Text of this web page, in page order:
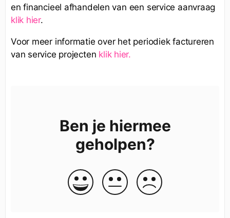
en financieel afhandelen van een service aanvraag
klik hier.
Voor meer informatie over het periodiek factureren
van service projecten klik hier.
Ben je hiermee
geholpen?